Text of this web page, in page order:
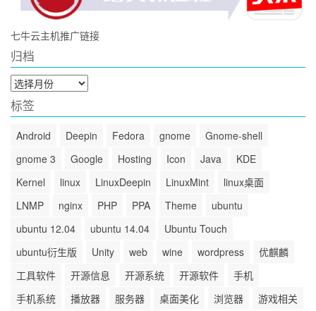
七牛云主机推广链接
归档
归
档
标签
Android Deepin Fedora gnome
Gnome-shell
gnome 3
Google Hosting Icon Java
KDE
Kernel
linux LinuxDeepin LinuxMint
linux桌面
LNMP
nginx PHP PPA Theme
ubuntu
ubuntu 12.04
ubuntu 14.04
Ubuntu Touch
ubuntu衍生版
Unity web wine wordpress
优麒麟
工具软件
开源信息 开源系统 开源软件
手机
手机系统
播放器 服务器 桌面美化 浏览器 游戏相关